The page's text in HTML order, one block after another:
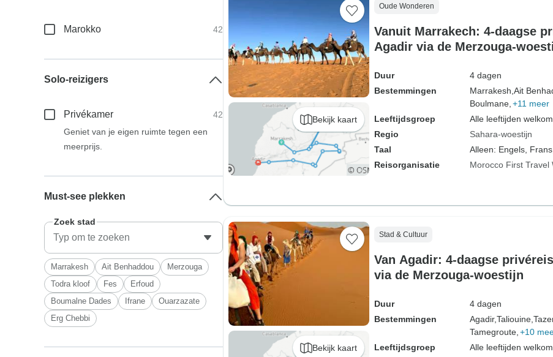
Bekijk kaart
Oude Wonderen
Vanuit Marrakech: 4-daagse
Agadir via de Merzouga-
Duur
4 dagen
Bestemmingen
Marrakesh, Ait
Boulmane, +11 meer
Leeftijdsgroep
Alle leeftijden welkom
Regio
Sahara-woestijn
Taal
Alleen: Engels, Frans,
Reisorganisatie
Morocco First Travel
Bekijk kaart
Stad & Cultuur
Van Agadir: 4-daagse
via de Merzouga-woestijn
Duur
4 dagen
Bestemmingen
Agadir,Taliouine,
Tamegroute, +10
Leeftijdsgroep
Alle leeftijden welkom
Marokko 42
Solo-reizigers
Privékamer
42
Geniet van je eigen ruimte tegen een
meerprijs.
Must-see plekken
Zoek stad
Marrakesh Ait Benhaddou
Merzouga
Todra kloof
Fes
Erfoud
Boumalne Dades
Ifrane
Ouarzazate
Erg Chebbi